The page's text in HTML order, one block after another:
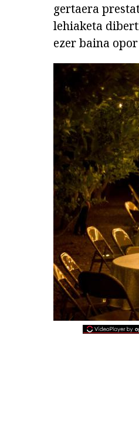
gertaera
lehiaketa
ezer baina